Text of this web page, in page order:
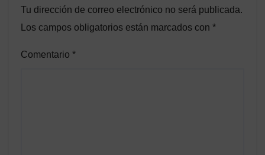
Tu dirección de correo electrónico no será publicada.
Los campos obligatorios están marcados con *
Comentario *